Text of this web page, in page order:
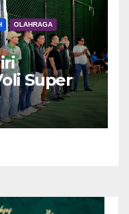
OLAHRAGA
Super